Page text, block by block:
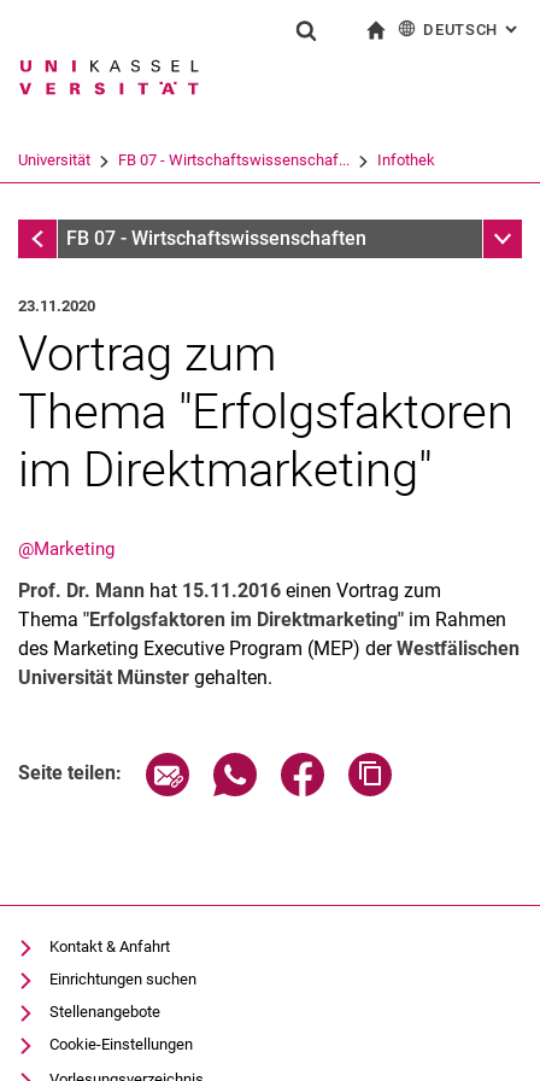
Springe direkt zu: Inhalt
Springe direkt zu: Suche
Springe direkt zu:
Suchbegriff
Suchen (öffnet externen Link in einem
DEUTSCH :
Universität FB 07 - Wirtschaftswissenschaf... Infothek
InfothekFB 07 - Wirtschaftswissenschaften
Termine
23.11.2020
Vortrag zum
Thema "Erfolgsfaktoren
im Direktmarketing"
@Marketing
Prof. Dr. Mann hat 15.11.2016 einen Vortrag zum
Thema "Erfolgsfaktoren im Direktmarketing" im Rahmen
des Marketing Executive Program (MEP) derWestfälischen
Universität Münster gehalten.
Seite teilen: Seite über E-Mail teilen
Seite über WhatsApp teilen
Seite über Facebook
Kontakt & Anfahrt
Einrichtungen suchen
Stellenangebote
Cookie-Einstellungen